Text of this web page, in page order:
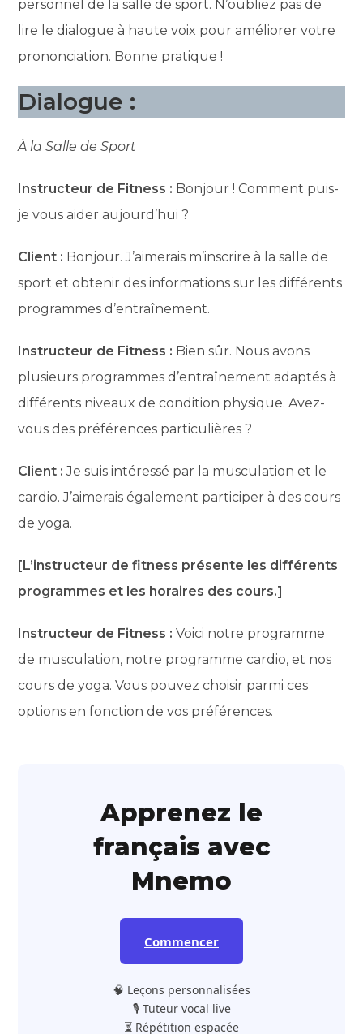
personnel de la salle de sport. N’oubliez pas de
lire le dialogue à haute voix pour améliorer votre
prononciation. Bonne pratique !
Dialogue :
À la Salle de Sport
Instructeur de Fitness : Bonjour ! Comment puis-
je vous aider aujourd’hui ?
Client : Bonjour. J’aimerais m’inscrire à la salle de
sport et obtenir des informations sur les différents
programmes d’entraînement.
Instructeur de Fitness : Bien sûr. Nous avons
plusieurs programmes d’entraînement adaptés à
différents niveaux de condition physique. Avez-
vous des préférences particulières ?
Client : Je suis intéressé par la musculation et le
cardio. J’aimerais également participer à des cours
de yoga.
[L’instructeur de fitness présente les différents
programmes et les horaires des cours.]
Instructeur de Fitness : Voici notre programme
de musculation, notre programme cardio, et nos
cours de yoga. Vous pouvez choisir parmi ces
options en fonction de vos préférences.
Apprenez le
français avec
Mnemo
Commencer
🧠 Leçons personnalisées
🎙️ Tuteur vocal live
⏳ Répétition espacée